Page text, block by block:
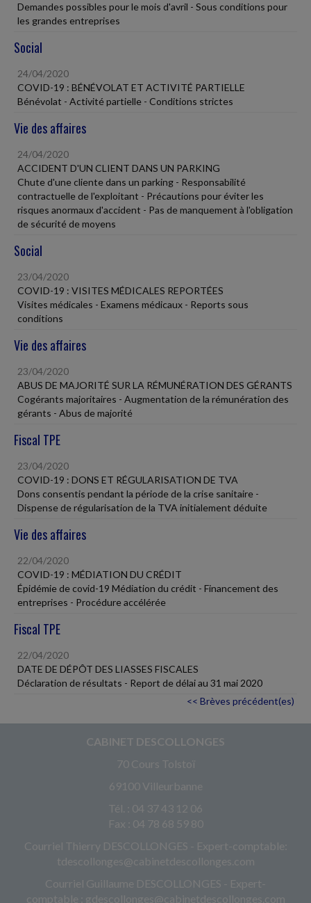
Demandes possibles pour le mois d'avril - Sous conditions pour
les grandes entreprises
Social
24/04/2020
COVID-19 : BÉNÉVOLAT ET ACTIVITÉ PARTIELLE
Bénévolat - Activité partielle - Conditions strictes
Vie des affaires
24/04/2020
ACCIDENT D'UN CLIENT DANS UN PARKING
Chute d'une cliente dans un parking - Responsabilité
contractuelle de l'exploitant - Précautions pour éviter les
risques anormaux d'accident - Pas de manquement à l'obligation
de sécurité de moyens
Social
23/04/2020
COVID-19 : VISITES MÉDICALES REPORTÉES
Visites médicales - Examens médicaux - Reports sous
conditions
Vie des affaires
23/04/2020
ABUS DE MAJORITÉ SUR LA RÉMUNÉRATION DES GÉRANTS
Cogérants majoritaires - Augmentation de la rémunération des
gérants - Abus de majorité
Fiscal TPE
23/04/2020
COVID-19 : DONS ET RÉGULARISATION DE TVA
Dons consentis pendant la période de la crise sanitaire -
Dispense de régularisation de la TVA initialement déduite
Vie des affaires
22/04/2020
COVID-19 : MÉDIATION DU CRÉDIT
Épidémie de covid-19 Médiation du crédit - Financement des
entreprises - Procédure accélérée
Fiscal TPE
22/04/2020
DATE DE DÉPÔT DES LIASSES FISCALES
Déclaration de résultats - Report de délai au 31 mai 2020
<< Brèves précédent(es)
CABINET DESCOLLONGES
70 Cours Tolstoï
69100 Villeurbanne
Tél. : 04 37 43 12 06
Fax : 04 78 68 59 80
Courriel Thierry DESCOLLONGES - Expert-comptable:
tdescollonges@cabinetdescollonges.com
Courriel Guillaume DESCOLLONGES - Expert-
comptable : gdescollonges@cabinetdescollonges.com